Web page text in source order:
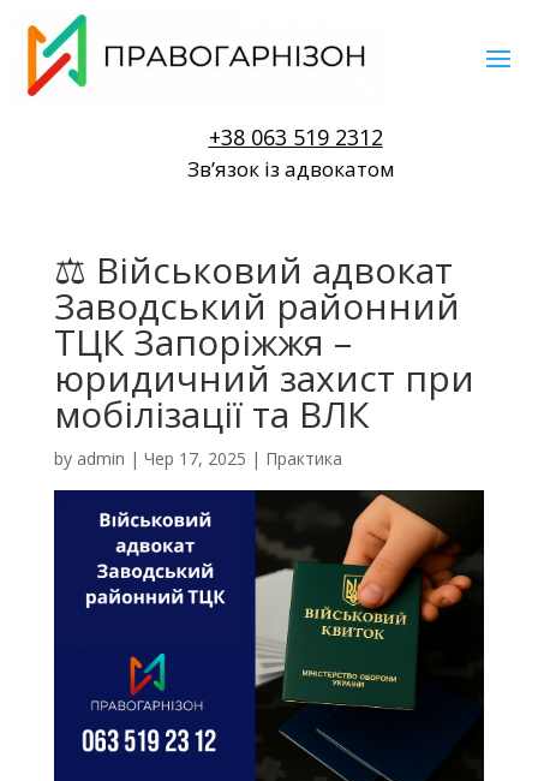
+38 063 519 2312
Звʼязок із адвокатом
⚖️ Військовий адвокат
Заводський районний
ТЦК Запоріжжя –
юридичний захист при
мобілізації та ВЛК
by admin | Чер 17, 2025 | Практика